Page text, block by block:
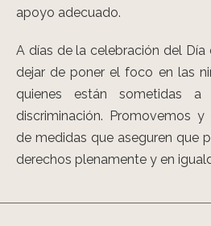
apoyo adecuado.
A días de la celebración del Día
dejar de poner el foco en las
quienes están sometidas
discriminación. Promovemos
de medidas que aseguren que
derechos plenamente y en